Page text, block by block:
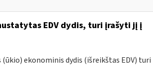
EDV dydis, turi įrašyti jį į
ekonominis dydis (išreikštas EDV)